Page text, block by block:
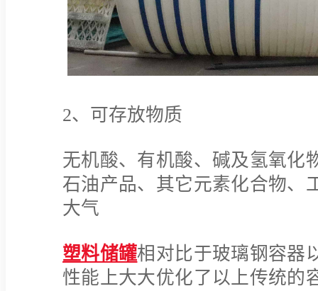
2、可存放物质
无机酸、有机酸、碱及氢氧化
石油产品、其它元素化合物、
大气
塑料储罐相对比于玻璃钢容器
性能上大大优化了以上传统的